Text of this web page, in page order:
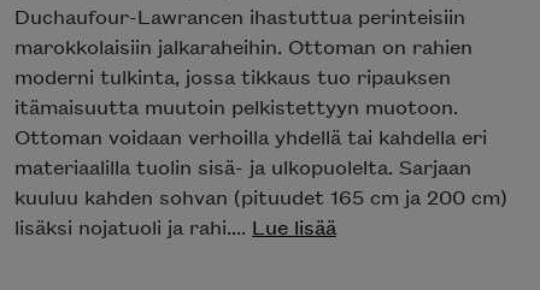
Duchaufour-Lawrancen ihastuttua perinteisiin
marokkolaisiin jalkaraheihin. Ottoman on rahien
moderni tulkinta, jossa tikkaus tuo ripauksen
itämaisuutta muutoin pelkistettyyn muotoon.
Ottoman voidaan verhoilla yhdellä tai kahdella eri
materiaalilla tuolin sisä- ja ulkopuolelta. Sarjaan
kuuluu kahden sohvan (pituudet 165 cm ja 200 cm)
lisäksi nojatuoli ja rahi.... Lue lisää